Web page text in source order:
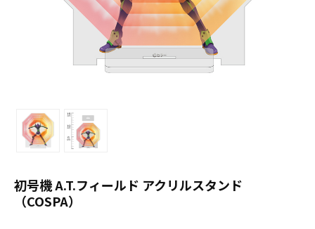
初号機 A.T.フィールド アクリルスタンド
（COSPA）